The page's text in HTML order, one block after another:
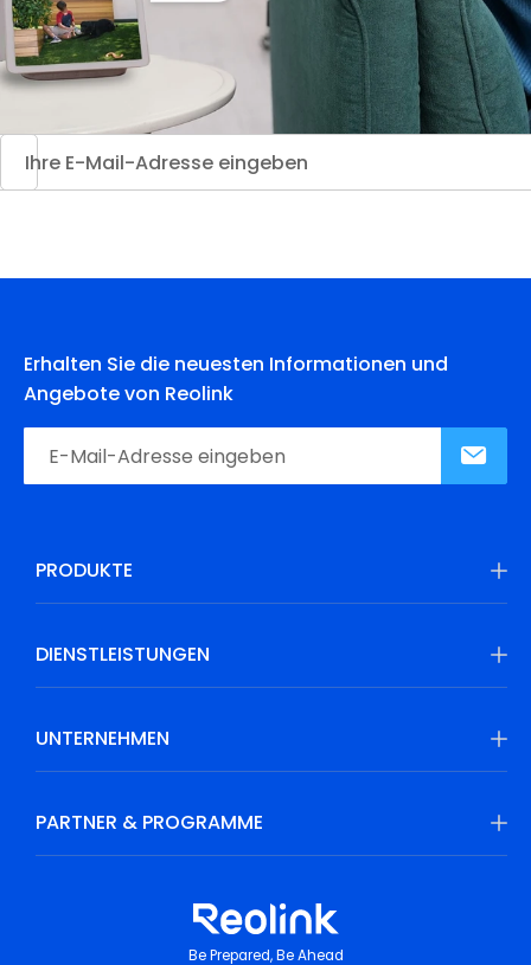
Erhalten Sie die neuesten Informationen und
Angebote von Reolink
PRODUKTE
DIENSTLEISTUNGEN
UNTERNEHMEN
PARTNER & PROGRAMME
Be Prepared, Be Ahead